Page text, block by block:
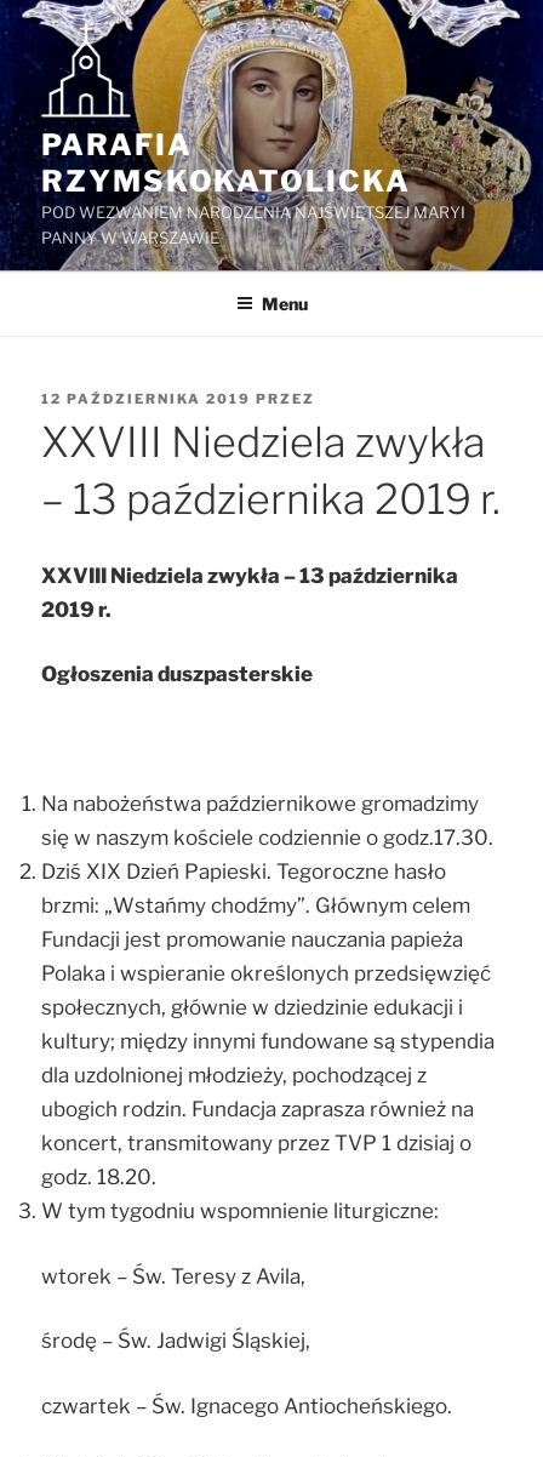
Przejdź
treści
PARAFIA
RZYMSKOKATOLICKA
POD WEZWANIEM NARODZENIA NAJŚWIĘTSZEJ MARYI
PANNY W WARSZAWIE
Menu
OPUBLIKOWANE
12 PAŹDZIERNIKA 2019 PRZEZ
XXVIII Niedziela zwykła
– 13 października 2019 r.
XXVIII Niedziela zwykła – 13 października
2019 r.
Ogłoszenia duszpasterskie
Na nabożeństwa październikowe gromadzimy
się w naszym kościele codziennie o godz.17.30.
Dziś XIX Dzień Papieski. Tegoroczne hasło
brzmi: „Wstańmy chodźmy”. Głównym celem
Fundacji jest promowanie nauczania papieża
Polaka i wspieranie określonych przedsięwzięć
społecznych, głównie w dziedzinie edukacji i
kultury; między innymi fundowane są stypendia
dla uzdolnionej młodzieży, pochodzącej z
ubogich rodzin. Fundacja zaprasza również na
koncert, transmitowany przez TVP 1 dzisiaj o
godz. 18.20.
W tym tygodniu wspomnienie liturgiczne:
wtorek – Św. Teresy z Avila,
środę – Św. Jadwigi Śląskiej,
czwartek – Św. Ignacego Antiocheńskiego.